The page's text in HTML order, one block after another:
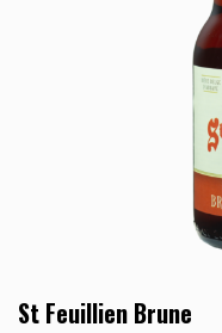
St Feuillien Brune